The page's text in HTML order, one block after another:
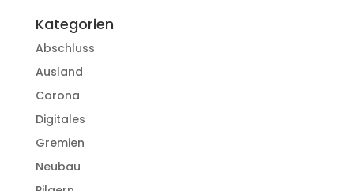
Kategorien
Abschluss
Ausland
Corona
Digitales
Gremien
Neubau